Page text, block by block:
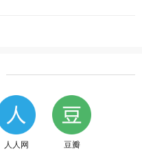
人人网 豆瓣